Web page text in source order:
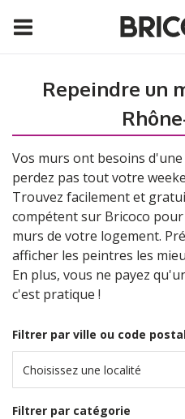
Repeindre un
Vos murs ont besoins d'une
perdez pas tout votre
Trouvez facilement et
compétent sur Bricoco
murs de votre logement.
afficher les peintres les
En plus, vous ne payez
c'est pratique !
Filtrer par ville ou code
Choisissez une localité
Filtrer par catégorie